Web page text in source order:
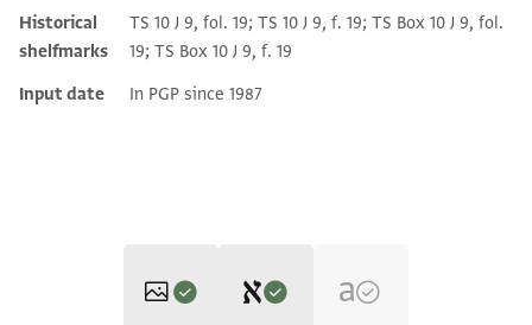
Historical
shelfmarks
TS 10 J 9, fol. 19; TS 10 J 9, f. 19; TS Box 10 J 9, fol.
19; TS Box 10 J 9, f. 19
Input date
In PGP since 1987